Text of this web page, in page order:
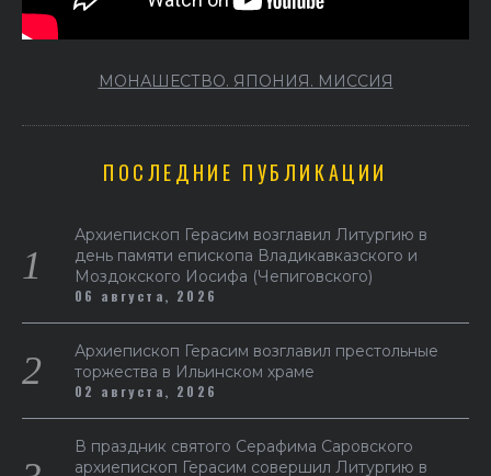
МОНАШЕСТВО. ЯПОНИЯ. МИССИЯ
ПОСЛЕДНИЕ ПУБЛИКАЦИИ
Архиепископ Герасим возглавил Литургию в
день памяти епископа Владикавказского и
Моздокского Иосифа (Чепиговского)
06 августа, 2026
Архиепископ Герасим возглавил престольные
торжества в Ильинском храме
02 августа, 2026
В праздник святого Серафима Саровского
архиепископ Герасим совершил Литургию в